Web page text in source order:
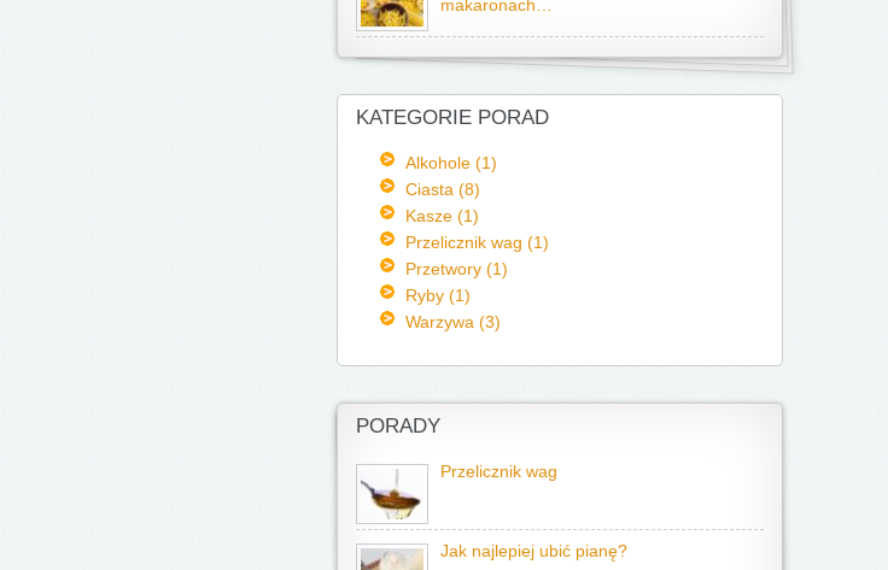
makaronach…
KATEGORIE PORAD
Alkohole (1)
Ciasta (8)
Kasze (1)
Przelicznik wag (1)
Przetwory (1)
Ryby (1)
Warzywa (3)
PORADY
Przelicznik wag
Jak najlepiej ubić pianę?